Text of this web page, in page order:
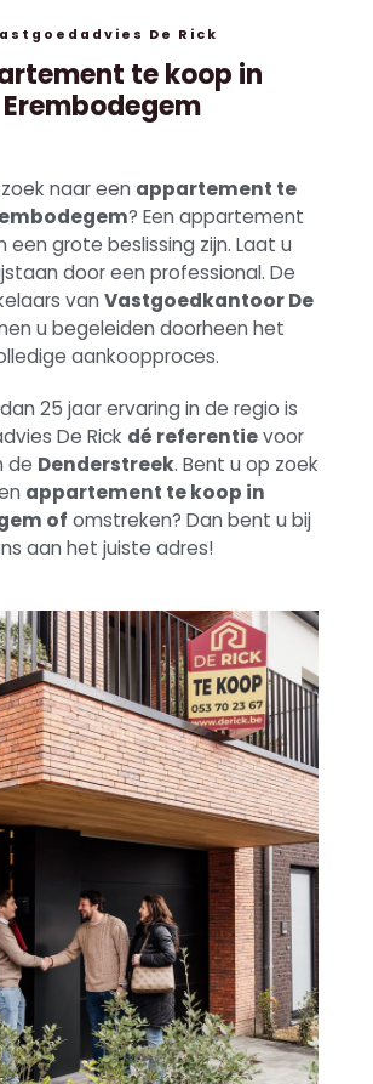
De Rick
te koop in
Erembodegem
naar een appartement te
? Een appartement
een grote beslissing zijn. Laat u
door een professional. De
van Vastgoedkantoor De
u begeleiden doorheen het
aankoopproces.
25 jaar ervaring in de regio is
De Rick dé referentievoor
de Denderstreek. Bent u op zoek
appartement te koop in
of omstreken? Dan bent u bij
aan het juiste adres!